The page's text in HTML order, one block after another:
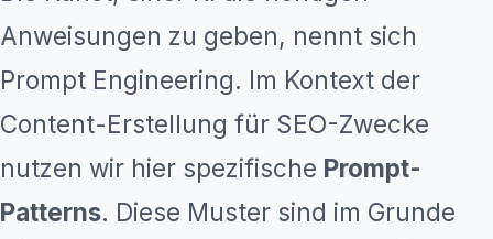
Anweisungen zu geben, nennt sich
Prompt Engineering. Im Kontext der
Content-Erstellung für SEO-Zwecke
nutzen wir hier spezifische Prompt-
Patterns. Diese Muster sind im Grunde